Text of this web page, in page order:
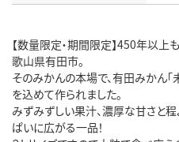
【数量限定・期間限定】450年以
歌山県有田市。
そのみかんの本場で、有田みかん
を込めて作られました。
みずみずしい果汁、濃厚な甘さと
ぱいに広がる一品！